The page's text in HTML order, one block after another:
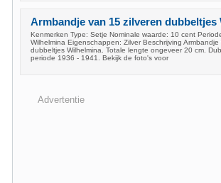
Armbandje van 15 zilveren dubbeltjes
Kenmerken Type: Setje Nominale waarde: 10 cent
Wilhelmina Eigenschappen: Zilver Beschrijving
dubbeltjes Wilhelmina. Totale lengte ongeveer 20 cm.
periode 1936 - 1941. Bekijk de foto's voor
Advertentie